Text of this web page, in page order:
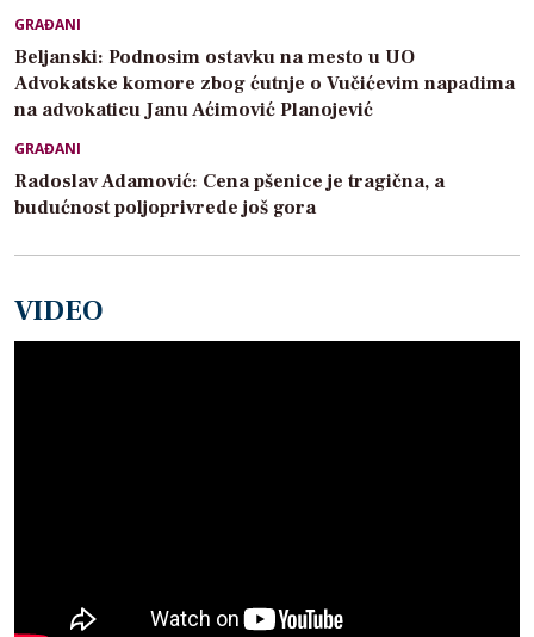
GRAĐANI
Beljanski: Podnosim ostavku na mesto u UO
Advokatske komore zbog ćutnje o Vučićevim napadima
na advokaticu Janu Aćimović Planojević
GRAĐANI
Radoslav Adamović: Cena pšenice je tragična, a
budućnost poljoprivrede još gora
VIDEO